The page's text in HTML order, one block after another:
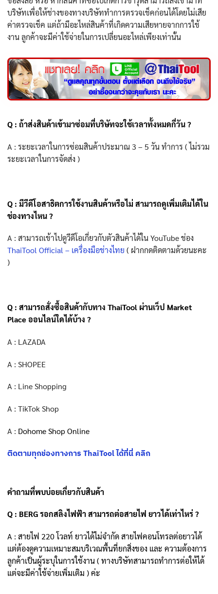
บริษัทเพื่อให้ช่างของทางบริษัททำการตรวจเช็คก่อนได้โดยไม่เสีย
ค่าตรวจเช็ค แต่ถ้ามีอะไหล่สินค้าที่เกิดความเสียหายจากการใช้
งาน ลูกค้าจะมีค่าใช้จ่ายในการเปลี่ยนอะไหล่เพียงเท่านั้น
Q : ถ้าส่งสินค้าเข้ามาซ่อมที่บริษัทจะใช้เวลาทั้งหมดกี่วัน ?
A : ระยะเวลาในการซ่อมสินค้าประมาณ 3 – 5 วัน ทำการ ( ไม่รวม
ระยะเวลาในการจัดส่ง )
Q : มีวีดีโอสาธิตการใช้งานสินค้าหรือไม่ สามารถดูเพิ่มเติมได้ใน
ช่องทางไหน ?
A : สามารถเข้าไปดูวีดีโอเกี่ยวกับตัวสินค้าได้ใน YouTube ช่อง
ThaiTool Official – เครื่องมือช่างไทย ( ฝากกดติดตามด้วยนะคะ
)
Q : สามารถสั่งซื้อสินค้ากับทาง ThaiTool ผ่านเว็ป Market
Place ออนไลน์ใดได้บ้าง ?
A : LAZADA
A : SHOPEE
A : Line Shopping
A : TikTok Shop
A : Dohome Shop Online
ติดตามทุกช่องทางการ ThaiTool ได้ที่นี่ คลิก
คำถามที่พบบ่อยเกี่ยวกับสินค้า
Q : BERG รอกสลิงไฟฟ้า สามารถต่อสายไฟ ยาวได้เท่าไหร่ ?
A : สายไฟ 220 โวลท์ ยาวได้ไม่จำกัด สายไฟคอนโทรลต่อยาวได้
แต่ต้องดูความเหมาะสมบริเวณพื้นที่ยกสิ่งของ และ ความต้องการ
ลูกค้าเป็นผู้ระบุในการใช้งาน ( ทางบริษัทสามารถทำการต่อให้ได้
แต่จะมีค่าใช้จ่ายเพิ่มเติม ) ค่ะ